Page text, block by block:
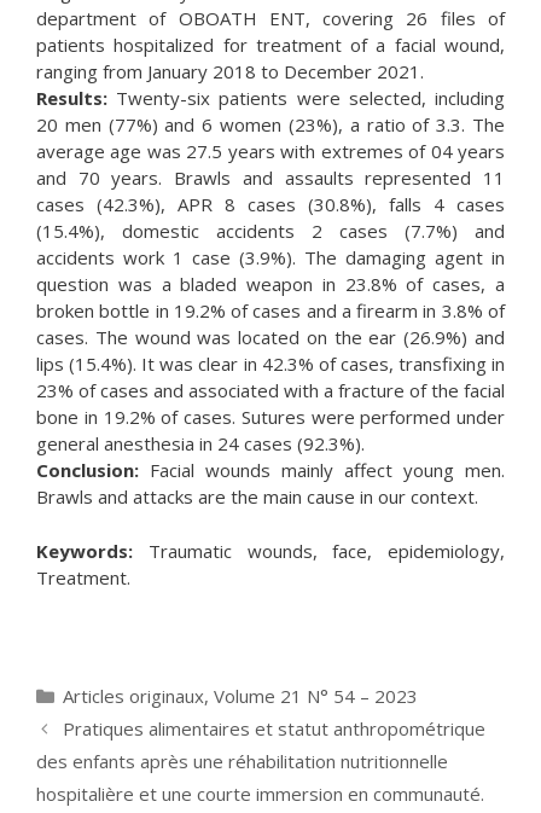
department of OBOATH ENT, covering 26 files of
patients hospitalized for treatment of a facial wound,
ranging from January 2018 to December 2021.
Results: Twenty-six patients were selected, including
20 men (77%) and 6 women (23%), a ratio of 3.3. The
average age was 27.5 years with extremes of 04 years
and 70 years. Brawls and assaults represented 11
cases (42.3%), APR 8 cases (30.8%), falls 4 cases
(15.4%), domestic accidents 2 cases (7.7%) and
accidents work 1 case (3.9%). The damaging agent in
question was a bladed weapon in 23.8% of cases, a
broken bottle in 19.2% of cases and a firearm in 3.8% of
cases. The wound was located on the ear (26.9%) and
lips (15.4%). It was clear in 42.3% of cases, transfixing in
23% of cases and associated with a fracture of the facial
bone in 19.2% of cases. Sutures were performed under
general anesthesia in 24 cases (92.3%).
Conclusion: Facial wounds mainly affect young men.
Brawls and attacks are the main cause in our context.
Keywords: Traumatic wounds, face, epidemiology,
Treatment.
Catégories
Articles originaux, Volume 21 N° 54 – 2023
Pratiques alimentaires et statut anthropométrique
des enfants après une réhabilitation nutritionnelle
hospitalière et une courte immersion en communauté.